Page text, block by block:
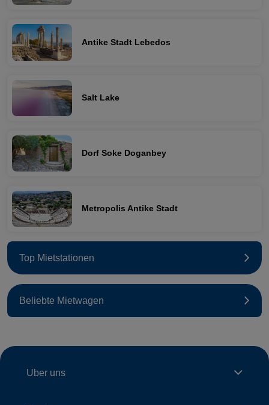
Antike Stadt Lebedos
Salt Lake
Dorf Soke Doganbey
Metropolis Antike Stadt
Top Mietstationen
Beliebte Mietwagen
Uber uns